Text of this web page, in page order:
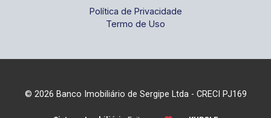
Política de Privacidade
Termo de Uso
© 2026 Banco Imobiliário de Sergipe Ltda - CRECI PJ169